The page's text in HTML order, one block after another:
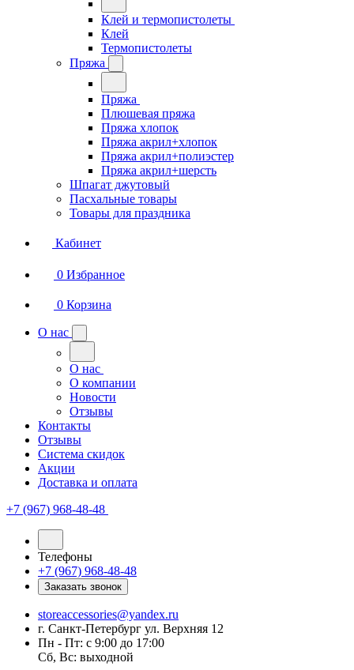
Клей и термопистолеты
Клей
Термопистолеты
Пряжа
Пряжа
Плюшевая пряжа
Пряжа хлопок
Пряжа акрил+хлопок
Пряжа акрил+полиэстер
Пряжа акрил+шерсть
Шпагат джутовый
Пасхальные товары
Товары для праздника
Кабинет
0 Избранное
0 Корзина
О нас
О нас
О компании
Новости
Отзывы
Контакты
Отзывы
Система скидок
Акции
Доставка и оплата
+7 (967) 968-48-48
Телефоны
+7 (967) 968-48-48
Заказать звонок
storeaccessories@yandex.ru
г. Санкт-Петербург ул. Верхняя 12
Пн - Пт: с 9:00 до 17:00
Сб, Вс: выходной